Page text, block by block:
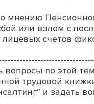
мнению
или взлом с
счетов
вопросы по этой
трудовой
и задать